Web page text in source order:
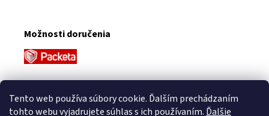
Tento web používa súbory cookie. Ďalším prechádzaním
tohto webu vyjadrujete súhlas s ich používaním. Ďalšie
Možnosti doručenia